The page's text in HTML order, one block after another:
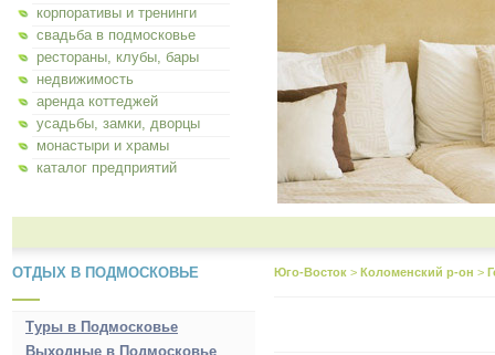
корпоративы и тренинги
свадьба в подмосковье
рестораны, клубы, бары
недвижимость
аренда коттеджей
усадьбы, замки, дворцы
монастыри и храмы
каталог предприятий
ОТДЫХ В ПОДМОСКОВЬЕ
Туры в Подмосковье
Выходные в Подмосковье
Юго-Восток > Коломенский р-он >